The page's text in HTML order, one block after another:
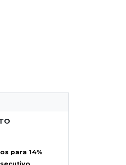
para 14%